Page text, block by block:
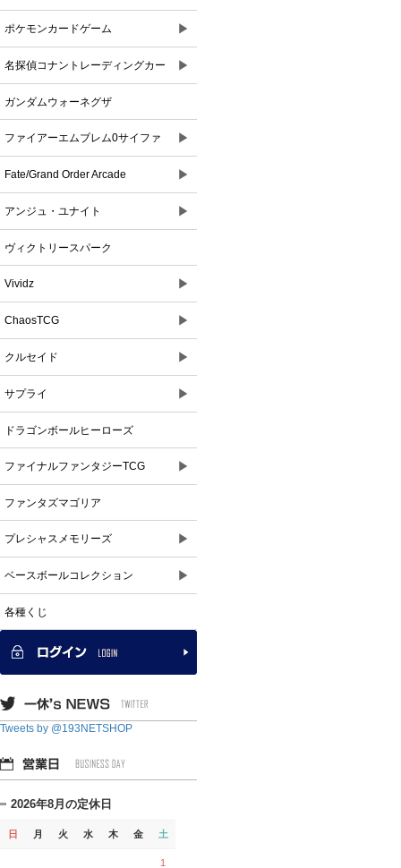
ポケモンカードゲーム ▶
名探偵コナントレーディングカー
ドゲーム
▶
ガンダムウォーネグザ
ファイアーエムブレム0サイファ ▶
Fate/Grand Order Arcade ▶
アンジュ・ユナイト ▶
ヴィクトリースパーク
Vividz ▶
ChaosTCG ▶
クルセイド ▶
サプライ ▶
ドラゴンボールヒーローズ
ファイナルファンタジーTCG ▶
ファンタズマゴリア
プレシャスメモリーズ ▶
ベースボールコレクション ▶
各種くじ
Tweets by @193NETSHOP
2026年8月の定休日
日 月 火 水 木 金 土
1